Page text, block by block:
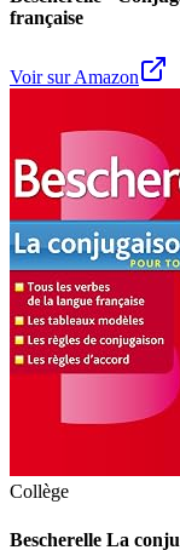
française
Voir sur Amazon
Collège
Bescherelle La